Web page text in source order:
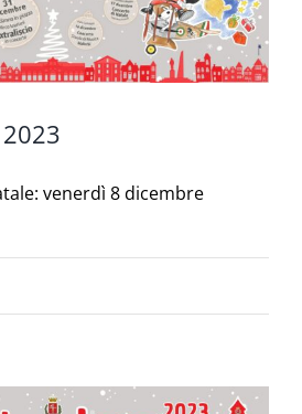
venerdì 8 dicembre